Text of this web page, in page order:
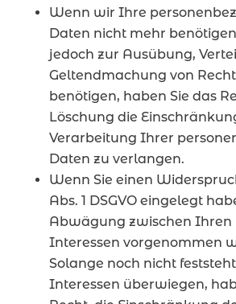
Wenn wir Ihre
Daten nicht mehr
jedoch zur Ausübung,
Geltendmachung von
benötigen, haben Sie das
Löschung die
Verarbeitung Ihrer
Daten zu verlangen.
Wenn Sie einen
Abs. 1 DSGVO eingelegt
Abwägung zwischen Ihren
Interessen vorgenommen
Solange noch nicht
Interessen überwiegen,